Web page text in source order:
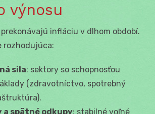
výnosu
infláciu v dlhom období.
rozhodujúca:
sila: sektory so schopnosťou
(zdravotníctvo, spotrebný
a spätné odkupy: stabilné voľné